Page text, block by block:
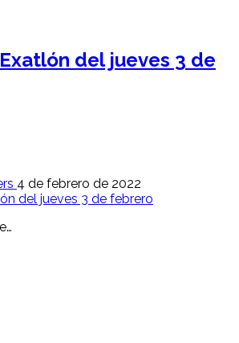
del jueves 3 de
4 de febrero de 2022